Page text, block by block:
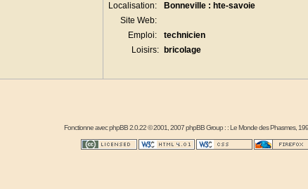
Localisation:
Bonneville : hte-savoie
Site Web:
Emploi:
technicien
Loisirs:
bricolage
Fonctionne avecphpBB2.0.22 © 2001, 2007 phpBB Group : :Le Monde des Phasmes,